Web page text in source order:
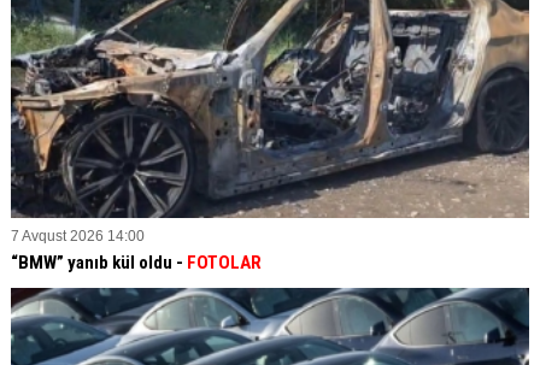
7 Avqust 2026 14:00
“BMW” yanıb kül oldu - FOTOLAR